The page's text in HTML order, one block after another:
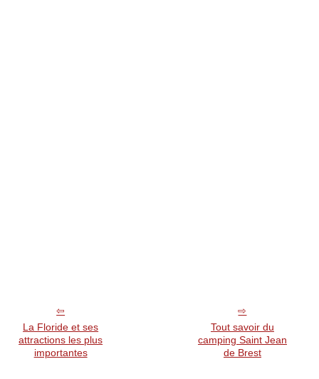
La Floride et ses
attractions les plus
importantes
Tout savoir du
camping Saint Jean
de Brest